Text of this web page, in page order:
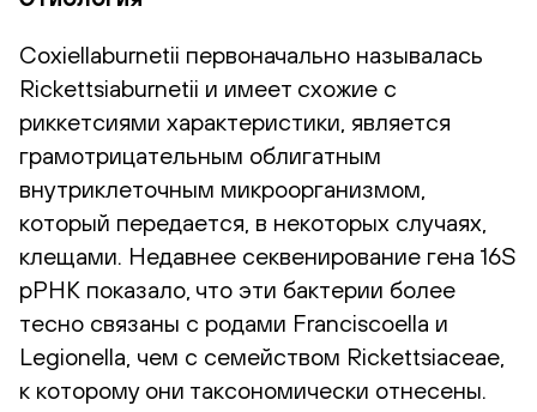
Coxiellaburnetii первоначально называлась
Rickettsiaburnetii и имеет схожие с
риккетсиями характеристики, является
грамотрицательным облигатным
внутриклеточным микроорганизмом,
который передается, в некоторых случаях,
клещами. Недавнее секвенирование гена 16S
рРНК показало, что эти бактерии более
тесно связаны с родами Franciscoella и
Legionella, чем с семейством Rickettsiaceae,
к которому они таксономически отнесены.